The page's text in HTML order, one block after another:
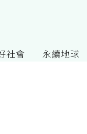
社會 永續地球